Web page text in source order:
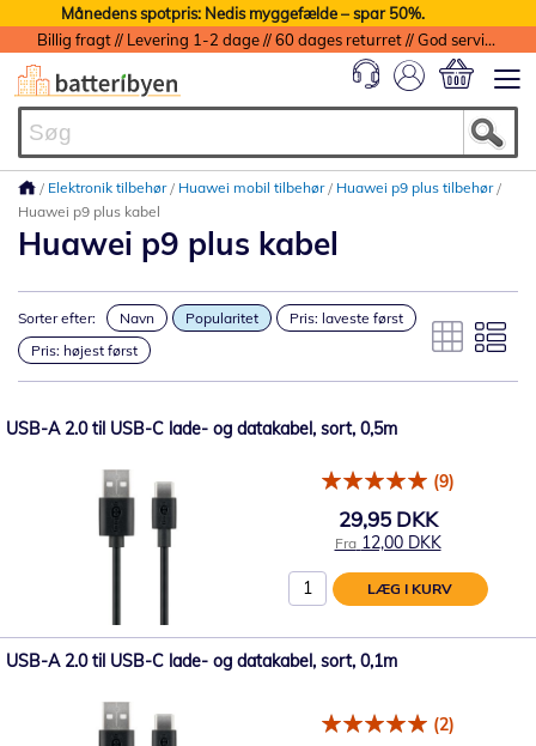
Månedens spotpris: Nedis myggefælde – spar 50%.
Billig fragt // Levering 1-2 dage // 60 dages returret // God service med garanti
Elektronik tilbehør Huawei mobil tilbehør
Huawei p9 plus tilbehør
Huawei p9 plus kabel
Huawei p9 plus kabel
Sorter efter: Navn Popularitet
Pris: laveste først
Pris: højest først
USB-A 2.0 til USB-C lade- og datakabel, sort, 0,5m
(9)
29,95 DKK
Fra 12,00 DKK
LÆG I KURV
USB-A 2.0 til USB-C lade- og datakabel, sort, 0,1m
(2)